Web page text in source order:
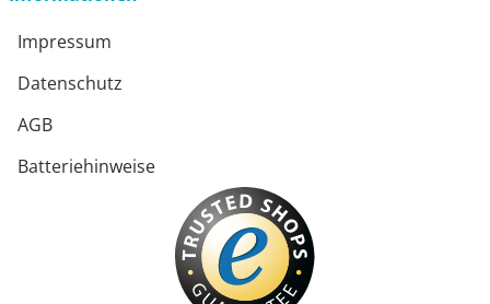
Impressum
Datenschutz
AGB
Batteriehinweise